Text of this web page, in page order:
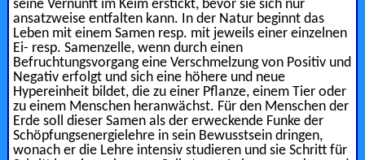
seine Vernunft im Keim erstickt, bevor sie sich nur
ansatzweise entfalten kann. In der Natur beginnt das
Leben mit einem Samen resp. mit jeweils einer einzelnen
Ei- resp. Samenzelle, wenn durch einen
Befruchtungsvorgang eine Verschmelzung von Positiv und
Negativ erfolgt und sich eine höhere und neue
Hypereinheit bildet, die zu einer Pflanze, einem Tier oder
zu einem Menschen heranwächst. Für den Menschen der
Erde soll dieser Samen als der erweckende Funke der
Schöpfungsenergielehre in sein Bewusstsein dringen,
wonach er die Lehre intensiv studieren und sie Schritt für